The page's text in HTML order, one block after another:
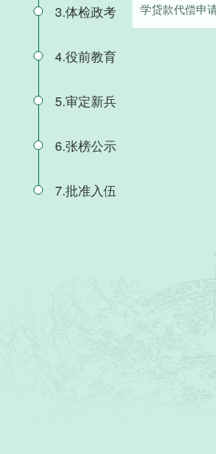
学贷款代偿申
3.体检政考
4.役前教育
5.审定新兵
6.张榜公示
7.批准入伍